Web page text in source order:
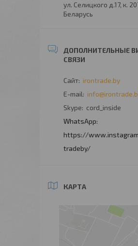
ул. Селицкого д.17, к.
Беларусь
irontrade.by
cord_inside
https://
tradeby/
КАРТА